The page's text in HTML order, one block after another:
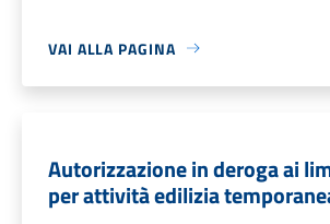
VAI ALLA PAGINA
Autorizzazione in deroga ai
per attività edilizia